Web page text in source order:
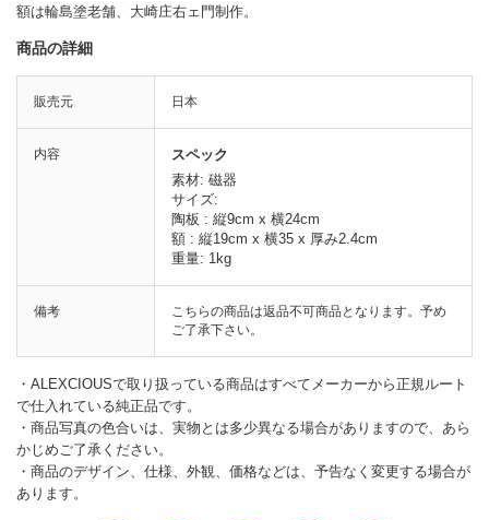
額は輪島塗老舗、大崎庄右ェ門制作。
商品の詳細
販売元 日本
内容
スペック
素材: 磁器
サイズ:
陶板 : 縦9cm x 横24cm
額 : 縦19cm x 横35 x 厚み2.4cm
重量: 1kg
備考
こちらの商品は返品不可商品となります。予め
ご了承下さい。
・ALEXCIOUSで取り扱っている商品はすべてメーカーから正規ルート
で仕入れている純正品です。
・商品写真の色合いは、実物とは多少異なる場合がありますので、あら
かじめご了承ください。
・商品のデザイン、仕様、外観、価格などは、予告なく変更する場合が
あります。